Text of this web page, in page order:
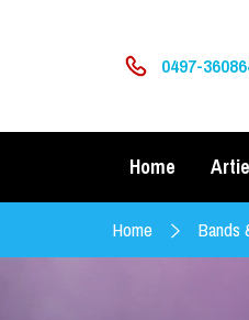
0497-
Home
Home Bands